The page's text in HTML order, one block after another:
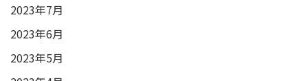
2023年7月
2023年6月
2023年5月